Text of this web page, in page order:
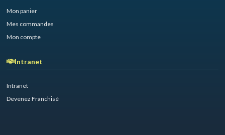
Mon panier
Mes commandes
Mon compte
Intranet
Intranet
Devenez Franchisé